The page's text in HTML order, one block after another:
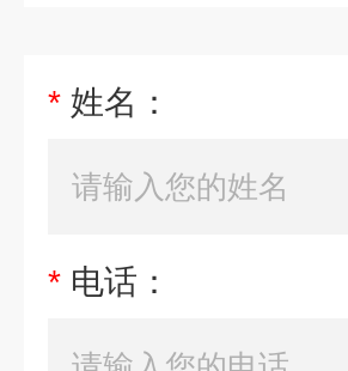
* 姓名：
* 电话：